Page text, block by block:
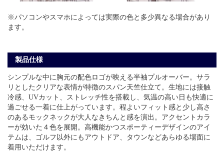
※パソコンやスマホによっては実際の色と多少異なる場合があり
ます。
製品仕様
シンプルな中に胸元の配色ロゴが映える半袖プルオーバー。サラ
リとしたクリアな表情が特徴のスパン天竺仕立て。生地には接触
冷感、UVカット、ストレッチ性を搭載し、気温の高い日も快適に
過ごせる一着に仕上がっています。程よいフィット感と少し高さ
のあるモックネックが大人なきちんと感を演出。アクセントカラ
ーが効いた４色を展開。高機能かつスポーティーデザインのアイ
テムは、ゴルフ以外にもアウトドア、タウンなどあらゆる場面に
着用いただけます。